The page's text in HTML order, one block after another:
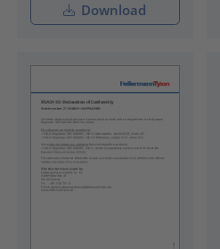
Download